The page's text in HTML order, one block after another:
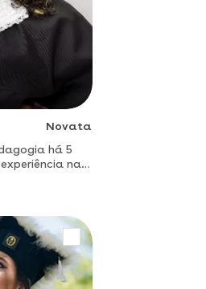
Novata
há 5
na
de